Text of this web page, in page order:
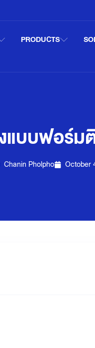
PRODUCTS
แบบฟอร์
Chanin Pholpho October